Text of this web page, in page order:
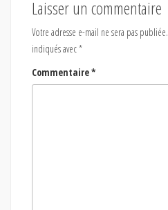
Laisser un commentaire
Votre adresse e-mail ne sera pas publiée.
indiqués avec*
Commentaire*